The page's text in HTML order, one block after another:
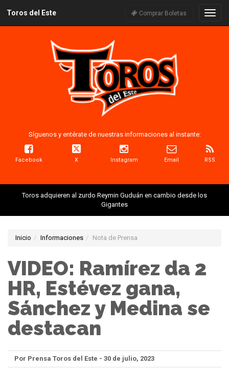
Toros del Este Comprar Boletas
Síguenos y entérate de nuestras informaciones al instante:
Facebook X Instagram Email RSS
Toros adquieren al zurdo Reymin Guduán en cambio desde los
Gigantes
Inicio Informaciones Nota de Prensa
VIDEO: Ramírez da 2
HR, Estévez gana,
Sánchez y Medina se
destacan
Por Prensa Toros del Este - 30 de julio, 2023